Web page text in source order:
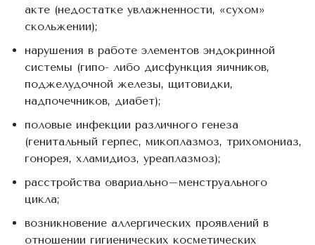
акте (недостатке увлажненности, «сухом»
скольжении);
нарушения в работе элементов эндокринной
системы (гипо- либо дисфункция яичников,
поджелудочной железы, щитовидки,
надпочечников, диабет);
половые инфекции различного генеза
(генитальный герпес, микоплазмоз, трихомониаз,
гонорея, хламидиоз, уреаплазмоз);
расстройства овариально–менструального
цикла;
возникновение аллергических проявлений в
отношении гигиенических косметических